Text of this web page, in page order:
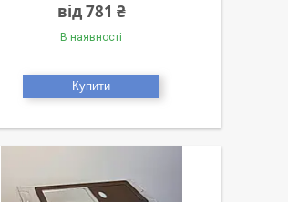
від 781 ₴
В наявності
Купити